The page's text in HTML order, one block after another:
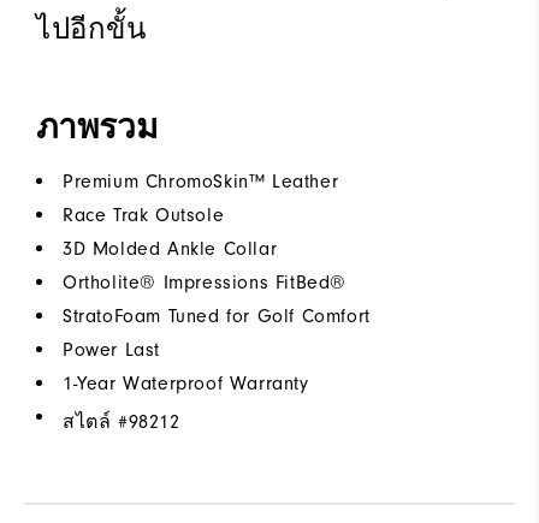
ไปอีกขั้น
ภาพรวม
Premium ChromoSkin™ Leather
Race Trak Outsole
3D Molded Ankle Collar
Ortholite® Impressions FitBed®
StratoFoam Tuned for Golf Comfort
Power Last
1-Year Waterproof Warranty
สไตล์ #98212